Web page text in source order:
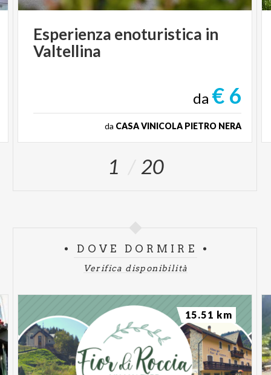
Esperienza enoturistica in
Valtellina
da € 6
da CASA VINICOLA PIETRO NERA
1 20
DOVE DORMIRE
Verifica disponibilità
15.51 km